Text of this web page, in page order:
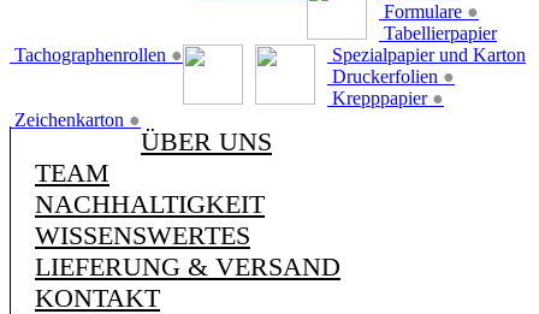
Formulare ●
Tachographenrollen ●
Tabellierpapier
Spezialpapier und Karton
Druckerfolien ●
Krepppapier ●
Zeichenkarton ●
ÜBER UNS
TEAM
NACHHALTIGKEIT
WISSENSWERTES
LIEFERUNG & VERSAND
KONTAKT